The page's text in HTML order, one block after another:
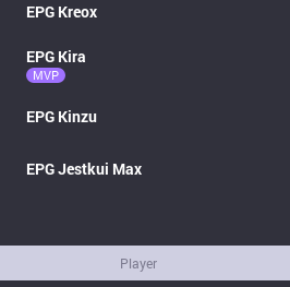
EPG Kreox
EPG Kira
MVP
EPG Kinzu
EPGJestkui Max
Player